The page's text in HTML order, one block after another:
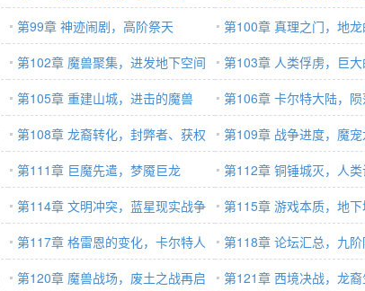
（2/3）
（3/3）
第99章 神迹闹剧，高阶祭天
第100章 真理之门，地
决策（1/3）
第102章 魔兽聚集，进发地下空间
（3/3）
第103章 人类俘虏，巨
（1/3）
第105章 重建山城，进击的魔兽
（3/3）
第106章 卡尔特大陆，
者
第108章 龙裔转化，封弊者、获权
限
第109章 战争进度，魔
阶巨熊！
第111章 巨魔先遣，梦魇巨龙
（2/3）
第112章 铜锤城灭，人
归（3/3）
第114章 文明冲突，蓝星现实战争
倒计时
第115章 游戏本质，地
第117章 格雷恩的变化，卡尔特人
的希望
第118章 论坛汇总，九
第120章 魔兽战场，废土之战再启
第121章 西境决战，龙